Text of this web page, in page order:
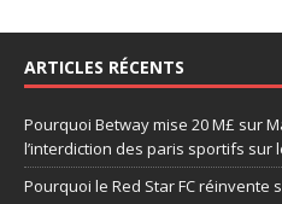
ARTICLES RÉCENTS
Pourquoi Betway mise 20 M£ sur
l’interdiction des paris sportifs sur
Pourquoi le Red Star FC réinvente